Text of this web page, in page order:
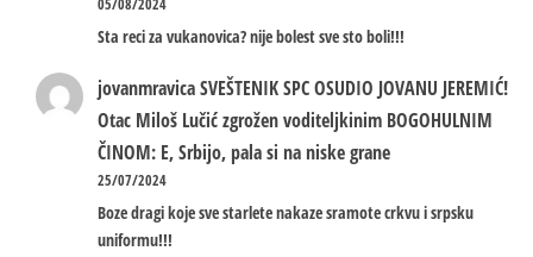
Sta reci za vukanovica? nije bolest sve sto boli!!!
jovanmravicaSVEŠTENIK SPC OSUDIO JOVANU JEREMIĆ!
Otac Miloš Lučić zgrožen voditeljkinim BOGOHULNIM
ČINOM: E, Srbijo, pala si na niske grane
25/07/2024
Boze dragi koje sve starlete nakaze sramote crkvu i srpsku
uniformu!!!